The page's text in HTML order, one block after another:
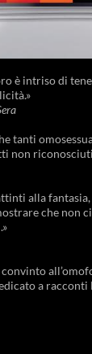
è intriso di
tanti
non
alla fantasia,
che non
a racconti